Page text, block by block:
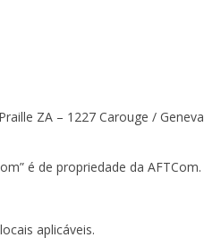
ZA – 1227 Carouge / Geneva
é de propriedade da AFTCom.
aplicáveis.